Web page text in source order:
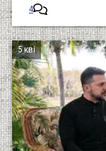
4
5 кві